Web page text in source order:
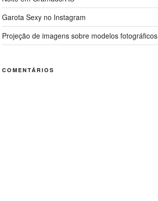
Garota Sexy no Instagram
Projeção de imagens sobre modelos fotográficos
COMENTÁRIOS